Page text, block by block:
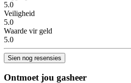
5.0
Veiligheid
5.0
Waarde vir geld
5.0
Sien nog resensies
Ontmoet jou gasheer